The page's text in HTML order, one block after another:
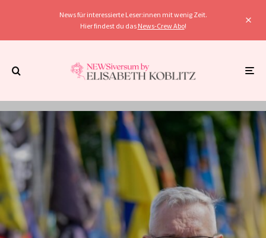
News für interessierte Leser:innen mit wenig Zeit.
Hier findest du das News-Crew Abo!